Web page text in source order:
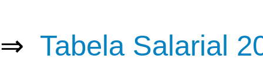
⇒ Tabela Salarial